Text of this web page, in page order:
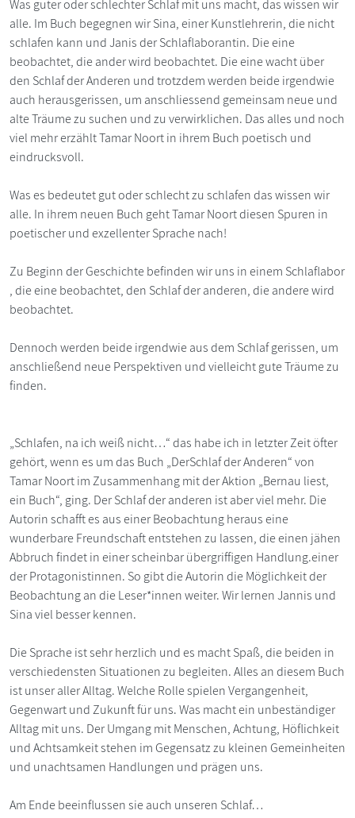
Was guter oder schlechter Schlaf mit uns macht, das wissen wir
alle. Im Buch begegnen wir Sina, einer Kunstlehrerin, die nicht
schlafen kann und Janis der Schlaflaborantin. Die eine
beobachtet, die ander wird beobachtet. Die eine wacht über
den Schlaf der Anderen und trotzdem werden beide irgendwie
auch herausgerissen, um anschliessend gemeinsam neue und
alte Träume zu suchen und zu verwirklichen. Das alles und noch
viel mehr erzählt Tamar Noort in ihrem Buch poetisch und
eindrucksvoll.
Was es bedeutet gut oder schlecht zu schlafen das wissen wir
alle. In ihrem neuen Buch geht Tamar Noort diesen Spuren in
poetischer und exzellenter Sprache nach!
Zu Beginn der Geschichte befinden wir uns in einem Schlaflabor
, die eine beobachtet, den Schlaf der anderen, die andere wird
beobachtet.
Dennoch werden beide irgendwie aus dem Schlaf gerissen, um
anschließend neue Perspektiven und vielleicht gute Träume zu
finden.
„Schlafen, na ich weiß nicht…“ das habe ich in letzter Zeit öfter
gehört, wenn es um das Buch „DerSchlaf der Anderen“ von
Tamar Noort im Zusammenhang mit der Aktion „Bernau liest,
ein Buch“, ging. Der Schlaf der anderen ist aber viel mehr. Die
Autorin schafft es aus einer Beobachtung heraus eine
wunderbare Freundschaft entstehen zu lassen, die einen jähen
Abbruch findet in einer scheinbar übergriffigen Handlung.einer
der Protagonistinnen. So gibt die Autorin die Möglichkeit der
Beobachtung an die Leser*innen weiter. Wir lernen Jannis und
Sina viel besser kennen.
Die Sprache ist sehr herzlich und es macht Spaß, die beiden in
verschiedensten Situationen zu begleiten. Alles an diesem Buch
ist unser aller Alltag. Welche Rolle spielen Vergangenheit,
Gegenwart und Zukunft für uns. Was macht ein unbeständiger
Alltag mit uns. Der Umgang mit Menschen, Achtung, Höflichkeit
und Achtsamkeit stehen im Gegensatz zu kleinen Gemeinheiten
und unachtsamen Handlungen und prägen uns.
Am Ende beeinflussen sie auch unseren Schlaf…